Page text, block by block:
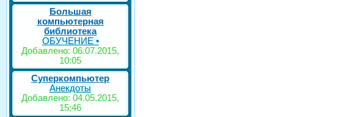
Большая
компьютерная
библиотека
ОБУЧЕНИЕ •
Добавлено: 06.07.2015,
10:05
Суперкомпьютер
Анекдоты
Добавлено: 04.05.2015,
15:46